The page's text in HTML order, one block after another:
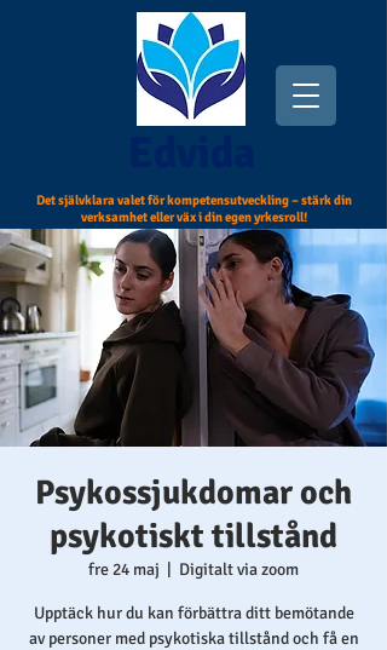
Det självklara valet för kompetensutveckling – stärk din
verksamhet eller väx i din egen yrkesroll!
​Psykossjukdomar och
psykotiskt tillstånd
fre 24 maj Digitalt via zoom
Upptäck hur du kan förbättra ditt bemötande
av personer med psykotiska tillstånd och få en